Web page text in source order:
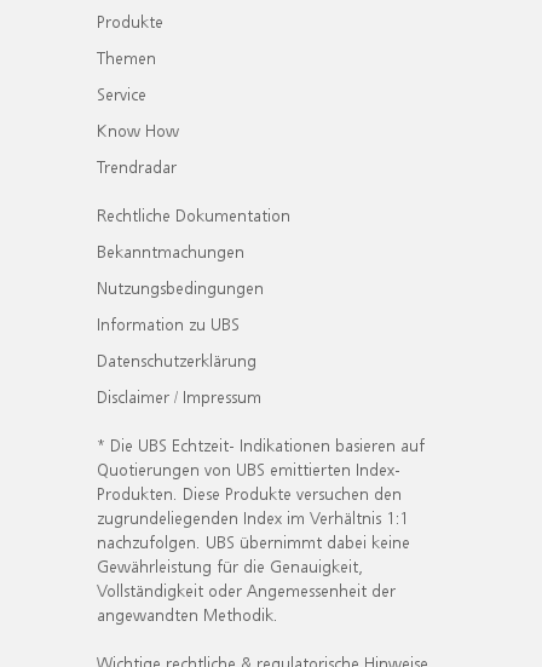
Produkte
Themen
Service
Know How
Trendradar
Rechtliche Dokumentation
Bekanntmachungen
Nutzungsbedingungen
Information zu UBS
Datenschutzerklärung
Disclaimer / Impressum
* Die UBS Echtzeit- Indikationen basieren auf
Quotierungen von UBS emittierten Index-
Produkten. Diese Produkte versuchen den
zugrundeliegenden Index im Verhältnis 1:1
nachzufolgen. UBS übernimmt dabei keine
Gewährleistung für die Genauigkeit,
Vollständigkeit oder Angemessenheit der
angewandten Methodik.